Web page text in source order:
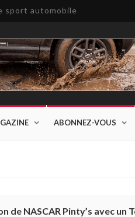
sport automobile
ABONNEZ-VOUS
de NASCAR Pinty’s avec un